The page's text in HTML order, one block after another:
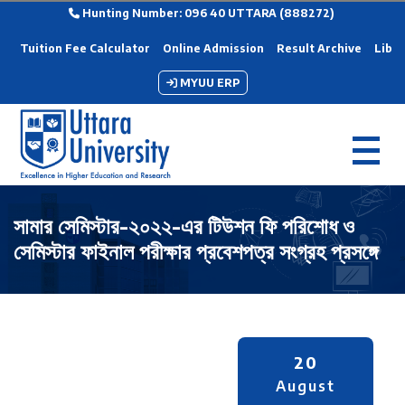
Hunting Number: 096 40 UTTARA (888272)
Tuition Fee Calculator Online Admission Result Archive
MYUU ERP
সামার সেমিস্টার-২০২২-এর টিউশন ফি পরিশোধ ও
সেমিস্টার ফাইনাল পরীক্ষার প্রবেশপত্র সংগ্রহ প্রসঙ্গে
20
August